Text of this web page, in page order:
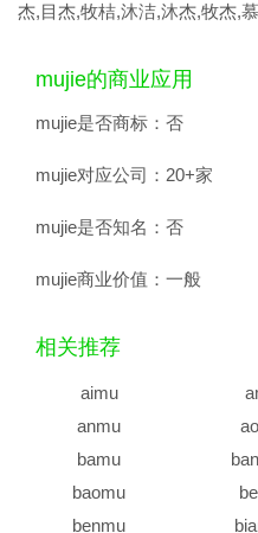
杰,目杰,牧桔,沐洁,沐杰,牧杰,
mujie的商业应用
mujie是否商标： 否
mujie对应公司： 20+家
mujie是否知名： 否
mujie商业价值： 一般
相关推荐
aimu
anmu
bamu
baomu
benmu